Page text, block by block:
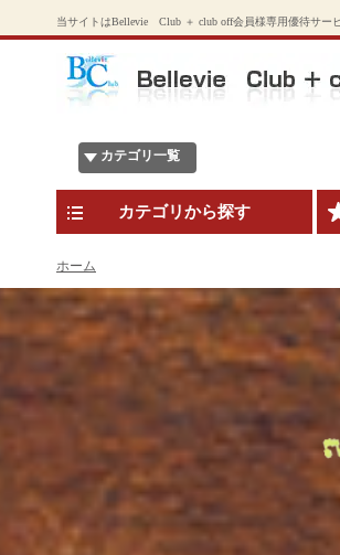
当サイトはBellevie Club ＋ club off会員様専用優待サー
カテゴリ一覧
カテゴリから探す
ホーム